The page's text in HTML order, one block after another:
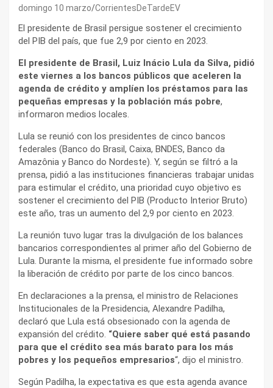
domingo 10 marzo CorrientesDeTardeEV
El presidente de Brasil persigue sostener el crecimiento
del PIB del país, que fue 2,9 por ciento en 2023.
El presidente de Brasil, Luiz Inácio Lula da Silva, pidió
este viernes a los bancos públicos que aceleren la
agenda de crédito y amplíen los préstamos para las
pequeñas empresas y la población más pobre,
informaron medios locales.
Lula se reunió con los presidentes de cinco bancos
federales (Banco do Brasil, Caixa, BNDES, Banco da
Amazônia y Banco do Nordeste). Y, según se filtró a la
prensa, pidió a las instituciones financieras trabajar unidas
para estimular el crédito, una prioridad cuyo objetivo es
sostener el crecimiento del PIB (Producto Interior Bruto)
este año, tras un aumento del 2,9 por ciento en 2023.
La reunión tuvo lugar tras la divulgación de los balances
bancarios correspondientes al primer año del Gobierno de
Lula. Durante la misma, el presidente fue informado sobre
la liberación de crédito por parte de los cinco bancos.
En declaraciones a la prensa, el ministro de Relaciones
Institucionales de la Presidencia, Alexandre Padilha,
declaró que Lula está obsesionado con la agenda de
expansión del crédito. “Quiere saber qué está pasando
para que el crédito sea más barato para los más
pobres y los pequeños empresarios“, dijo el ministro.
Según Padilha, la expectativa es que esta agenda avance